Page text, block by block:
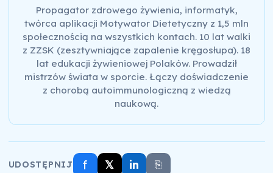
Propagator zdrowego żywienia, informatyk,
twórca aplikacji Motywator Dietetyczny z 1,5 mln
społecznością na wszystkich kontach. 10 lat walki
z ZZSK (zesztywniające zapalenie kręgosłupa). 18
lat edukacji żywieniowej Polaków. Prowadził
mistrzów świata w sporcie. Łączy doświadczenie
z chorobą autoimmunologiczną z wiedzą
naukową.
UDOSTĘPNIJ f 𝕏 in ⎘